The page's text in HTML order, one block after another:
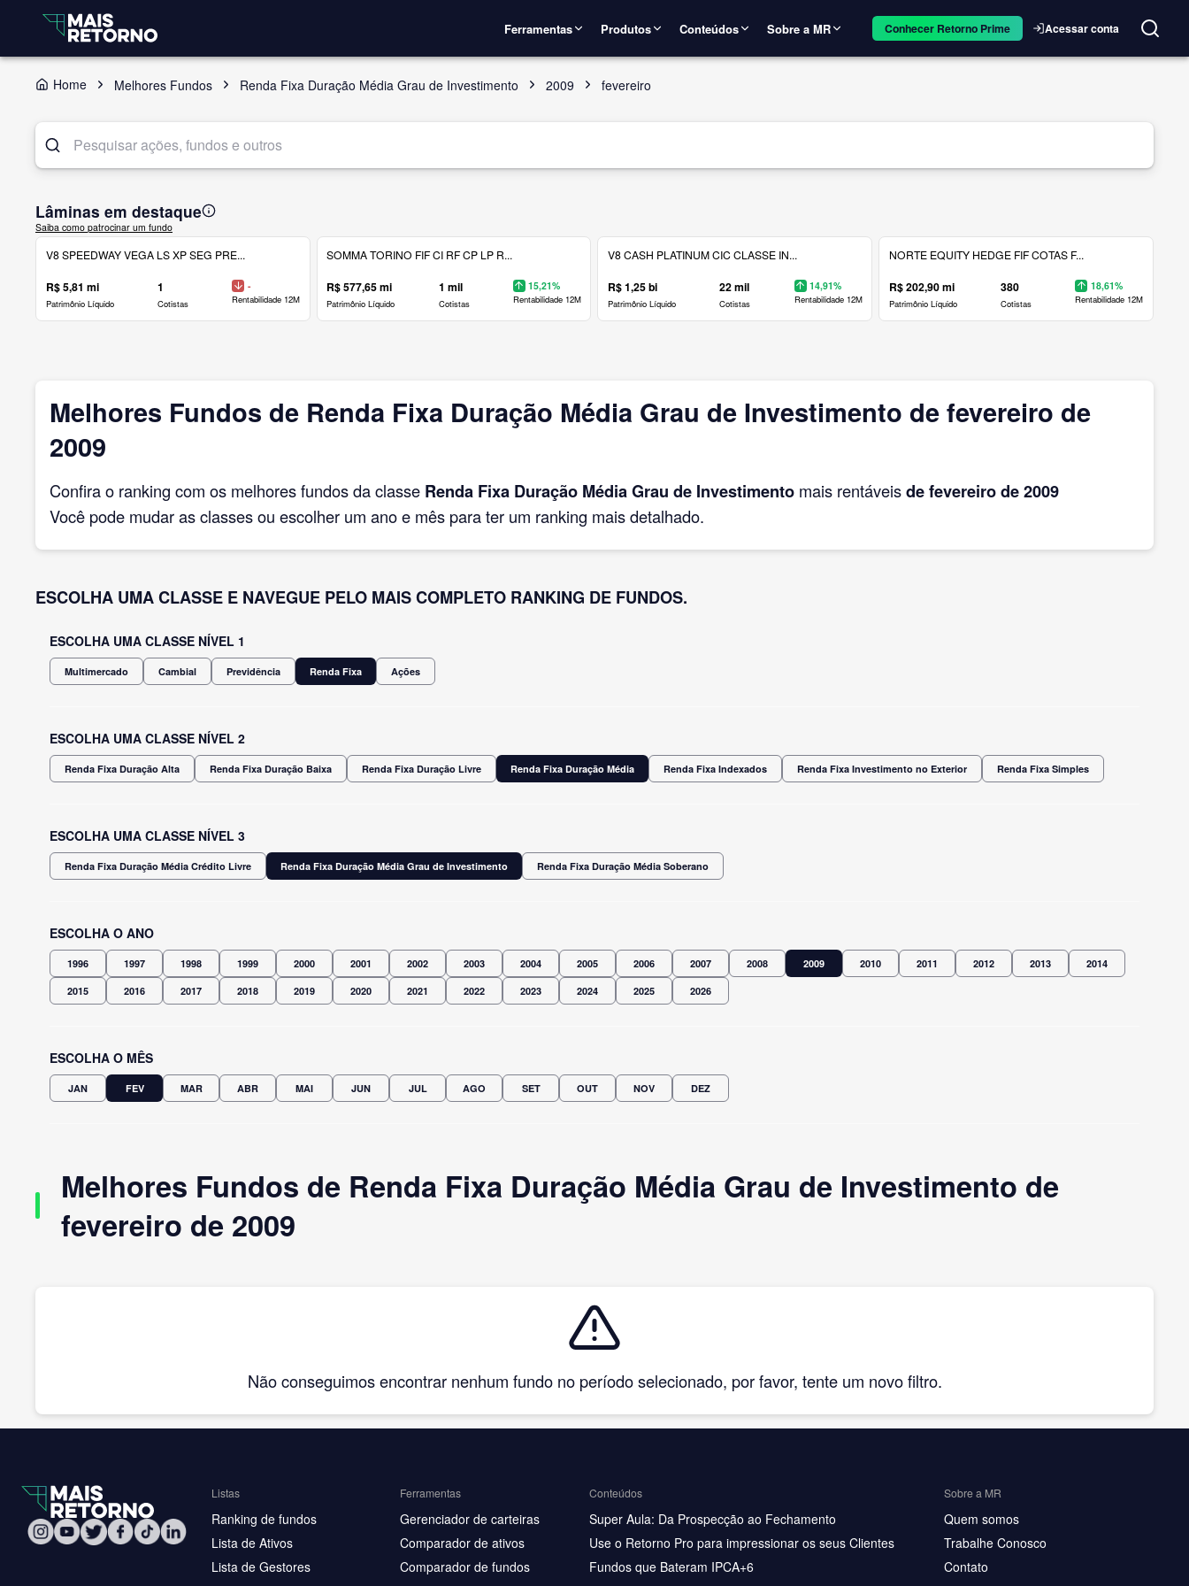
Ferramentas Produtos Conteúdos Sobre a MR Conhecer Retorno Prime Acessar conta
Home Melhores Fundos Renda Fixa Duração Média Grau de Investimento 2009 fevereiro
Lâminas em destaque
Saiba como patrocinar um fundo
V8 SPEEDWAY VEGA LS XP SEG PRE...
R$ 5,81 mi
Patrimônio Líquido
1
Cotistas
-
Rentabilidade 12M
SOMMA TORINO FIF CI RF CP LP R...
R$ 577,65 mi
Patrimônio Líquido
1 mil
Cotistas
15,21%
Rentabilidade 12M
V8 CASH PLATINUM CIC CLASSE IN...
R$ 1,25 bi
Patrimônio Líquido
22 mil
Cotistas
14,91%
Rentabilidade 12M
NORTE EQUITY HEDGE FIF COTAS F...
R$ 202,90 mi
Patrimônio Líquido
380
Cotistas
18,61%
Rentabilidade 12M
Melhores Fundos de Renda Fixa Duração Média Grau de Investimento de fevereiro de
2009
Confira o ranking com os melhores fundos da classe Renda Fixa Duração Média Grau de Investimento mais rentáveisde fevereirode 2009
Você pode mudar as classes ou escolher um ano e mês para ter um ranking mais detalhado.
ESCOLHA UMA CLASSE E NAVEGUE PELO MAIS COMPLETO RANKING DE FUNDOS.
ESCOLHA UMA CLASSE NÍVEL 1
Multimercado Cambial Previdência Renda Fixa Ações
ESCOLHA UMA CLASSE NÍVEL 2
Renda Fixa Duração Alta Renda Fixa Duração Baixa Renda Fixa Duração Livre Renda Fixa Duração Média Renda Fixa Indexados Renda Fixa Investimento no Exterior Renda Fixa Simples
ESCOLHA UMA CLASSE NÍVEL 3
Renda Fixa Duração Média Crédito Livre Renda Fixa Duração Média Grau de Investimento Renda Fixa Duração Média Soberano
ESCOLHA O ANO
1996 1997 1998 1999 2000 2001 2002 2003 2004 2005 2006 2007 2008 2009 2010 2011 2012 2013 2014
2015 2016 2017 2018 2019 2020 2021 2022 2023 2024 2025 2026
ESCOLHA O MÊS
JAN FEV MAR ABR MAI JUN JUL AGO SET OUT NOV DEZ
Melhores Fundos de Renda Fixa Duração Média Grau de Investimento de
fevereiro de 2009
Não conseguimos encontrar nenhum fundo no período selecionado, por favor, tente um novo filtro.
Listas
Ranking de fundos
Lista de Ativos
Lista de Gestores
Ferramentas
Gerenciador de carteiras
Comparador de ativos
Comparador de fundos
Conteúdos
Super Aula: Da Prospecção ao Fechamento
Use o Retorno Pro para impressionar os seus Clientes
Fundos que Bateram IPCA+6
Sobre a MR
Quem somos
Trabalhe Conosco
Contato